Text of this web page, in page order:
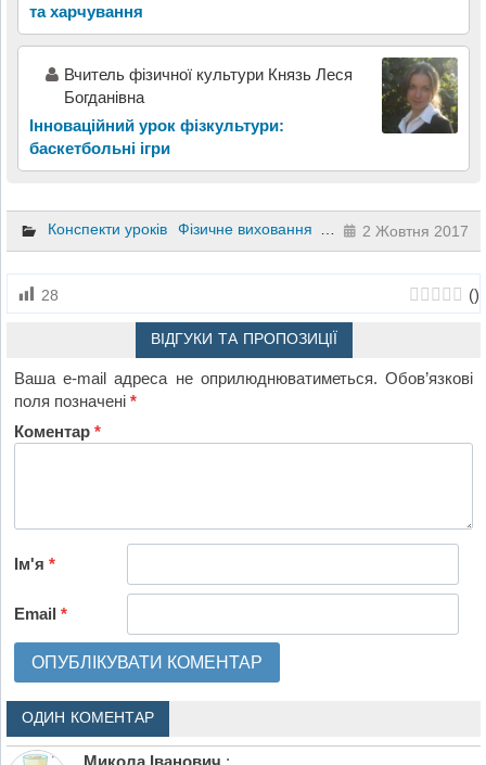
та харчування
Вчитель фізичної культури Князь Леся
Богданівна
Інноваційний урок фізкультури:
баскетбольні ігри
Конспекти уроків Фізичне виховання 6 клас2 Жовтня 2017
28 ()
ВІДГУКИ ТА ПРОПОЗИЦІЇ
Ваша e-mail адреса не оприлюднюватиметься. Обов’язкові
поля позначені*
Коментар*
Ім'я*
Email*
ОДИН КОМЕНТАР
Микола Іванович :